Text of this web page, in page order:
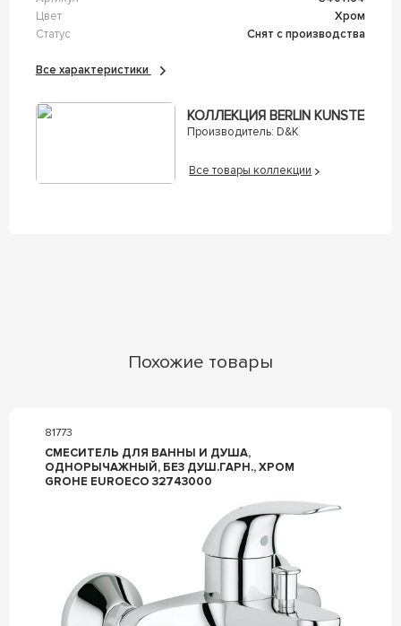
Цвет
Хром
Статус
Снят с производства
Все характеристики
КОЛЛЕКЦИЯ BERLIN KUNSTE
Производитель: D&K
Все товары коллекции
Похожие товары
81773
СМЕСИТЕЛЬ ДЛЯ ВАННЫ И ДУША,
ОДНОРЫЧАЖНЫЙ, БЕЗ ДУШ.ГАРН., ХРОМ
GROHE EUROECO 32743000